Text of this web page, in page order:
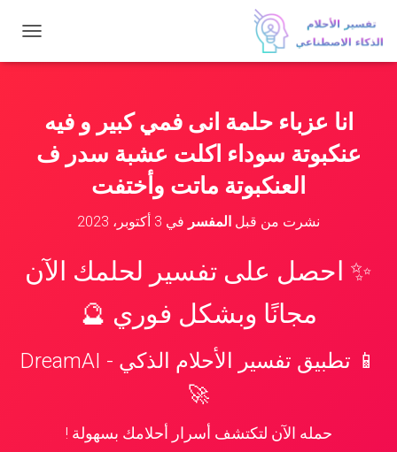
ب
انا عزباء حلمة انى فمي كبير و فيه
عنكبوتة سوداء اكلت عشبة سدر ف
العنكبوتة ماتت وأختفت
نشرت من قبل المفسر في 3 أكتوبر، 2023
✨ احصل على تفسير لحلمك الآن
مجانًا وبشكل فوري 🔮
📱 تطبيق تفسير الأحلام الذكي - DreamAI
🚀
حمله الآن لتكتشف أسرار أحلامك بسهولة !